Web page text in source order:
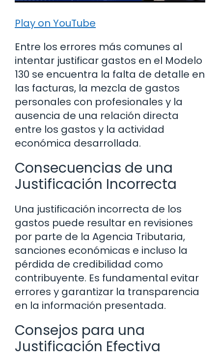
Play on YouTube
Entre los errores más comunes al
intentar justificar gastos en el Modelo
130 se encuentra la falta de detalle en
las facturas, la mezcla de gastos
personales con profesionales y la
ausencia de una relación directa
entre los gastos y la actividad
económica desarrollada.
Consecuencias de una
Justificación Incorrecta
Una justificación incorrecta de los
gastos puede resultar en revisiones
por parte de la Agencia Tributaria,
sanciones económicas e incluso la
pérdida de credibilidad como
contribuyente. Es fundamental evitar
errores y garantizar la transparencia
en la información presentada.
Consejos para una
Justificación Efectiva